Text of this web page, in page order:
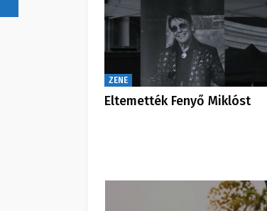
ZENE
Eltemették Fenyő Miklóst